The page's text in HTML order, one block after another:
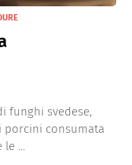
funghi svedese,
porcini consumata
...